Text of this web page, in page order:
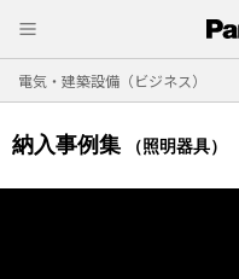
電気・建築設備（ビジネス）
納入事例集 （照明器具）